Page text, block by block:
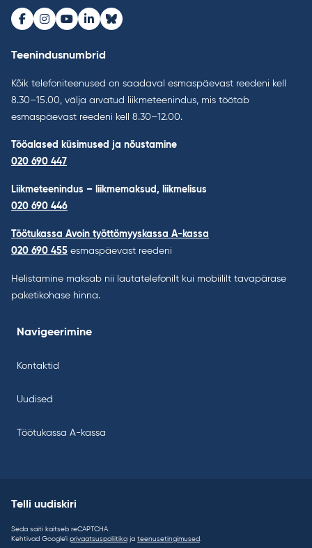
Facebook
Instagram
Youtube
LinkedInBluesky
Teenindusnumbrid
Kõik telefoniteenused on saadaval esmaspäevast reedeni kell
8.30–15.00, välja arvatud liikmeteenindus, mis töötab
esmaspäevast reedeni kell 8.30–12.00.
Tööalased küsimused ja nõustamine
020 690 447
Liikmeteenindus – liikmemaksud, liikmelisus
020 690 446
Töötukassa Avoin työttömyyskassa A-kassa
020 690 455 esmaspäevast reedeni
Helistamine maksab nii lautatelefonilt kui mobiililt tavapärase
paketikohase hinna.
Navigeerimine
Kontaktid
Uudised
Töötukassa A-kassa
Telli uudiskiri
Seda saiti kaitseb reCAPTCHA.
Kehtivad Google’i privaatsuspoliitika ja teenusetingimused.